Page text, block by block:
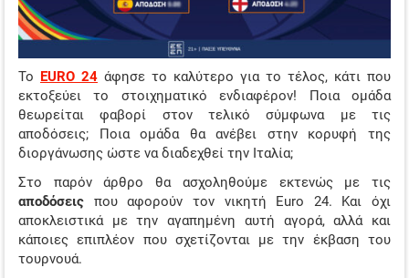
ΤΙ ΠΑΙΖΟΥΜΕ ΕΜΕΙΣ
ΑΠΟΔΌΣΕΙΣ ΣΕ ΠΤΏΣΗ
ΔΥΑΔΑ ΚΑΛΩΝ ΑΠΟΔΟΣΕΩΝ
ΤΖΊΡΟΙ ΣΤΟΙΧΉΜΑΤΟΣ
ΠΡΟΤΕΙΝΌΜΕΝΑ SITES
ΠΡΌΓΡΑΜΜΑ TV
ΑΔΙΚΗΜΕΝΕΣ ΑΠΟ ΤΙΣ ΑΠΟΔΟΣΕΙΣ
To EURO 24 άφησε το καλύτερο για το τέλος, κάτι που
εκτοξεύει το στοιχηματικό ενδιαφέρον! Ποια ομάδα
θεωρείται φαβορί στον τελικό σύμφωνα με τις
αποδόσεις; Ποια ομάδα θα ανέβει στην κορυφή της
διοργάνωσης ώστε να διαδεχθεί την Ιταλία;
Στο παρόν άρθρο θα ασχοληθούμε εκτενώς με τις
αποδόσεις που αφορούν τον νικητή Euro 24. Και όχι
αποκλειστικά με την αγαπημένη αυτή αγορά, αλλά και
κάποιες επιπλέον που σχετίζονται με την έκβαση του
τουρνουά.